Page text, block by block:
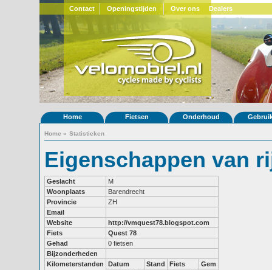
Contact Openingstijden Over ons Dealers
Home Fietsen Onderhoud
Home » Statistieken
Eigenschappen van
Geslacht
M
Woonplaats
Barendrecht
Provincie
ZH
Email
Website
http://vmquest78.blogspot.com
Fiets
Quest 78
Gehad
0 fietsen
Bijzonderheden
Kilometerstanden
Datum Stand Fiets
Gem